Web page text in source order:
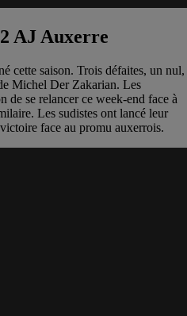
AJ Auxerre
cette saison. Trois défaites, un nul,
Michel Der Zakarian. Les
de se relancer ce week-end face à
Les sudistes ont lancé leur
face au promu auxerrois.